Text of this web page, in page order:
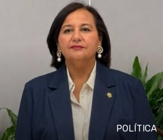
POLÍTICA